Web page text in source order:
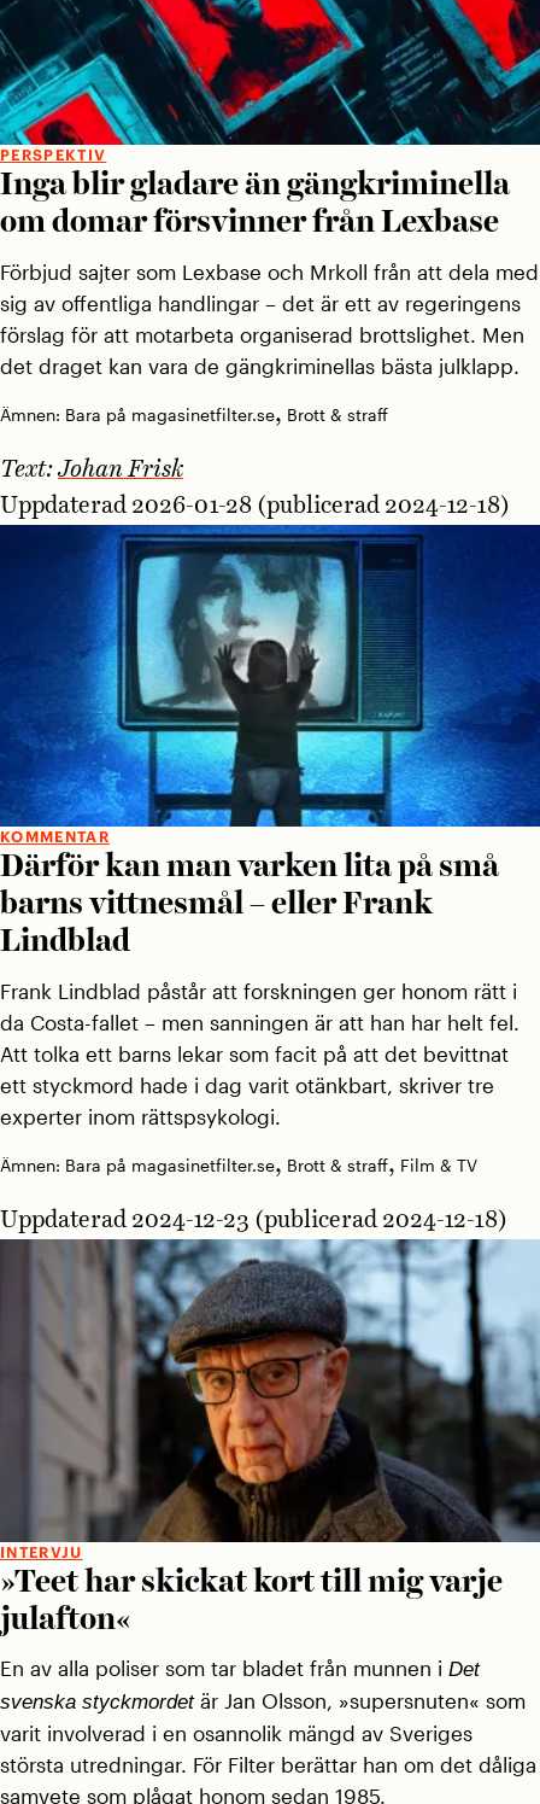
PERSPEKTIV
Inga blir gladare än gängkriminella
om domar försvinner från Lexbase
Förbjud sajter som Lexbase och Mrkoll från att dela med
sig av offentliga handlingar – det är ett av regeringens
förslag för att motarbeta organiserad brottslighet. Men
det draget kan vara de gängkriminellas bästa julklapp.
Ämnen: Bara på magasinetfilter.se, Brott & straff
Text: Johan Frisk
Uppdaterad 2026-01-28 (publicerad 2024-12-18)
KOMMENTAR
Därför kan man varken lita på små
barns vittnesmål – eller Frank
Lindblad
Frank Lindblad påstår att forskningen ger honom rätt i
da Costa-fallet – men sanningen är att han har helt fel.
Att tolka ett barns lekar som facit på att det bevittnat
ett styckmord hade i dag varit otänkbart, skriver tre
experter inom rättspsykologi.
Ämnen: Bara på magasinetfilter.se, Brott & straff, Film & TV
Uppdaterad 2024-12-23 (publicerad 2024-12-18)
INTERVJU
»Teet har skickat kort till mig varje
julafton«
En av alla poliser som tar bladet från munnen i Det
svenska styckmordetär Jan Olsson, »supersnuten« som
varit involverad i en osannolik mängd av Sveriges
största utredningar. För Filter berättar han om det dåliga
samvete som plågat honom sedan 1985.